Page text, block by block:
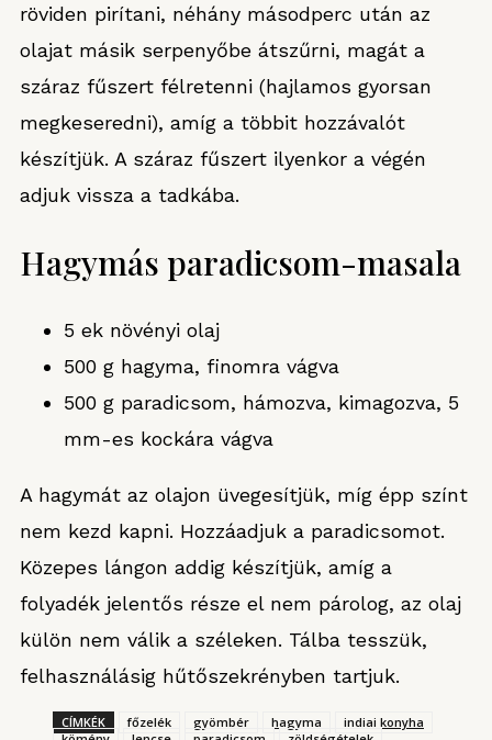
röviden pirítani, néhány másodperc után az
olajat másik serpenyőbe átszűrni, magát a
száraz fűszert félretenni (hajlamos gyorsan
megkeseredni), amíg a többit hozzávalót
készítjük. A száraz fűszert ilyenkor a végén
adjuk vissza a tadkába.
Hagymás paradicsom-masala
5 ek növényi olaj
500 g hagyma, finomra vágva
500 g paradicsom, hámozva, kimagozva, 5
mm-es kockára vágva
A hagymát az olajon üvegesítjük, míg épp színt
nem kezd kapni. Hozzáadjuk a paradicsomot.
Közepes lángon addig készítjük, amíg a
folyadék jelentős része el nem párolog, az olaj
külön nem válik a széleken. Tálba tesszük,
felhasználásig hűtőszekrényben tartjuk.
CÍMKÉK főzelék gyömbér hagyma
indiai konyha